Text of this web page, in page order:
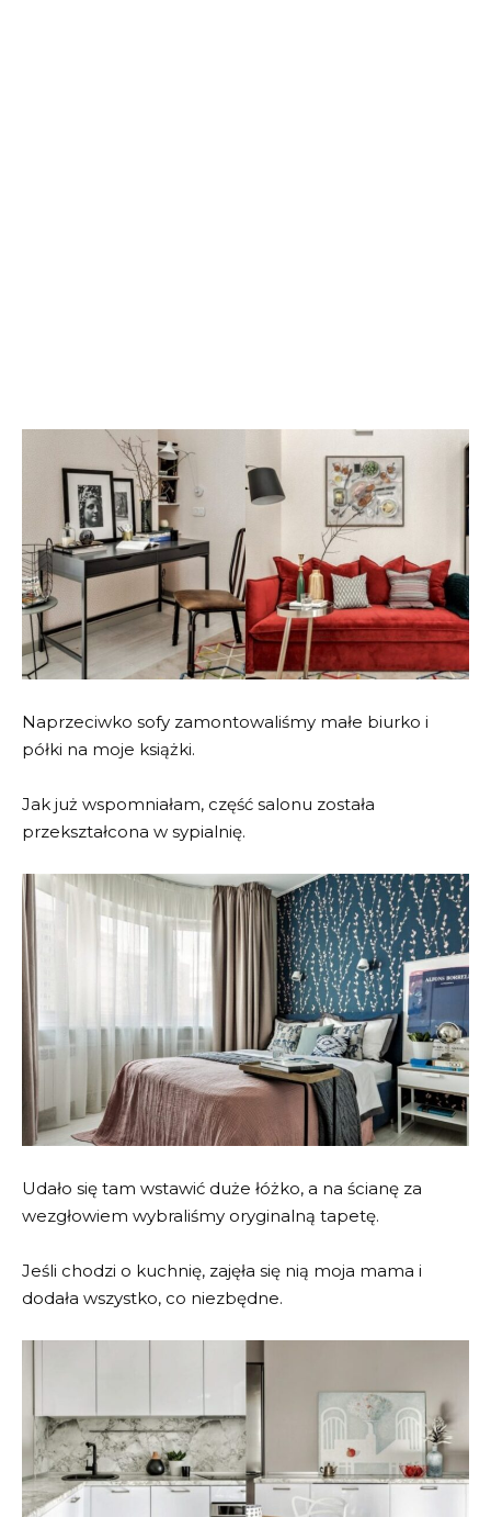
Naprzeciwko sofy zamontowaliśmy małe biurko i
półki na moje książki.
Jak już wspomniałam, część salonu została
przekształcona w sypialnię.
Udało się tam wstawić duże łóżko, a na ścianę za
wezgłowiem wybraliśmy oryginalną tapetę.
Jeśli chodzi o kuchnię, zajęła się nią moja mama i
dodała wszystko, co niezbędne.